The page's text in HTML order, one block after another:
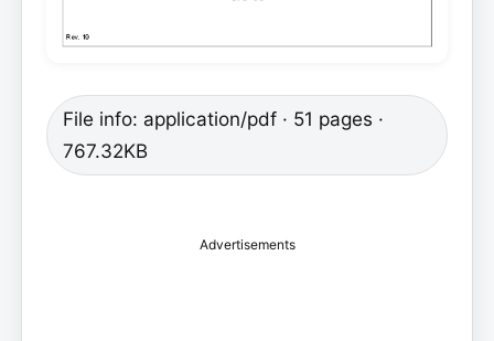
File info: application/pdf · 51 pages ·
767.32KB
Advertisements